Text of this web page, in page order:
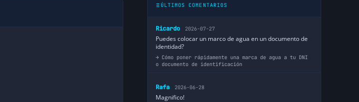
ÚLTIMOS COMENTARIOS
Ricardo 2026-07-27
Puedes colocar un marco de agua en un documento de
identidad?
Cómo poner rápidamente una marca de agua a tu DNI
o documento de identificación
Rafa 2026-06-28
Magnifico!